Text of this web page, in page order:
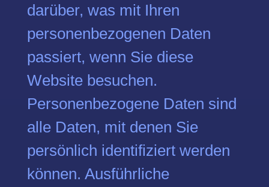
darüber, was mit Ihren
personenbezogenen Daten
passiert, wenn Sie diese
Website besuchen.
Personenbezogene Daten sind
alle Daten, mit denen Sie
persönlich identifiziert werden
können. Ausführliche